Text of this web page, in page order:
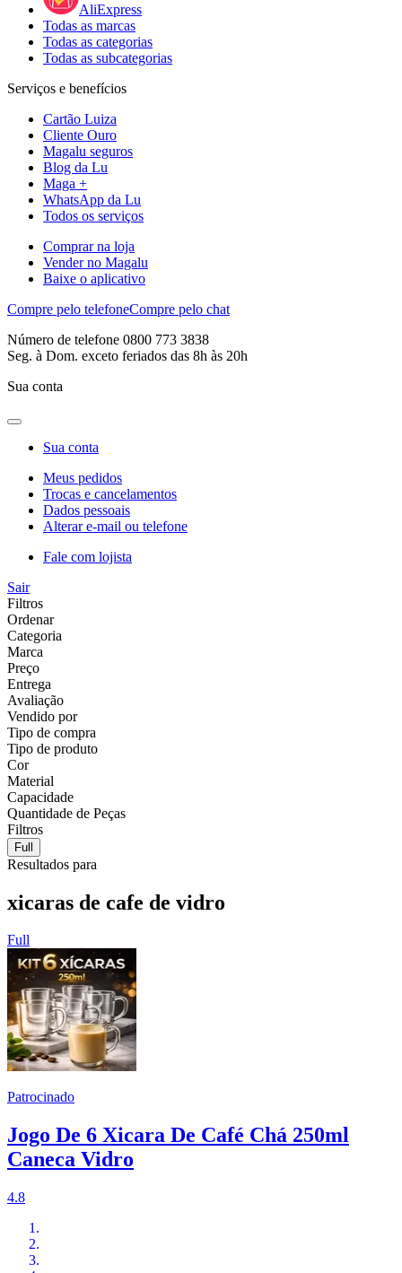
AliExpress
Todas as marcas
Todas as categorias
Todas as subcategorias
Serviços e benefícios
Cartão Luiza
Cliente Ouro
Magalu seguros
Blog da Lu
Maga +
WhatsApp da Lu
Todos os serviços
Comprar na loja
Vender no Magalu
Baixe o aplicativo
Compre pelo telefoneCompre pelo chat
Número de telefone 0800 773 3838
Seg. à Dom. exceto feriados das 8h às 20h
Sua conta
Sua conta
Meus pedidos
Trocas e cancelamentos
Dados pessoais
Alterar e-mail ou telefone
Fale com lojista
Sair
Filtros
Ordenar
Categoria
Marca
Preço
Entrega
Avaliação
Vendido por
Tipo de compra
Tipo de produto
Cor
Material
Capacidade
Quantidade de Peças
Filtros
Full
Resultados para
xicaras de cafe de vidro
Full
Patrocinado
Jogo De 6 Xicara De Café Chá 250ml
Caneca Vidro
4.8